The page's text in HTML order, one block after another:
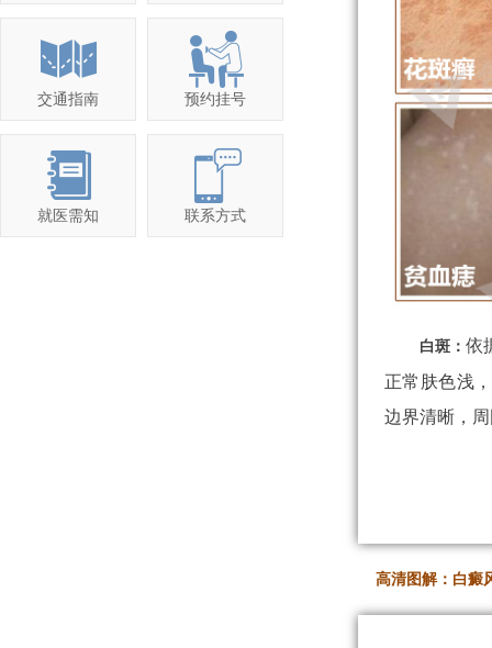
交通指南 预约挂号
就医需知 联系方式
白斑：依
正常肤色浅
边界清晰，
高清图解：白癜